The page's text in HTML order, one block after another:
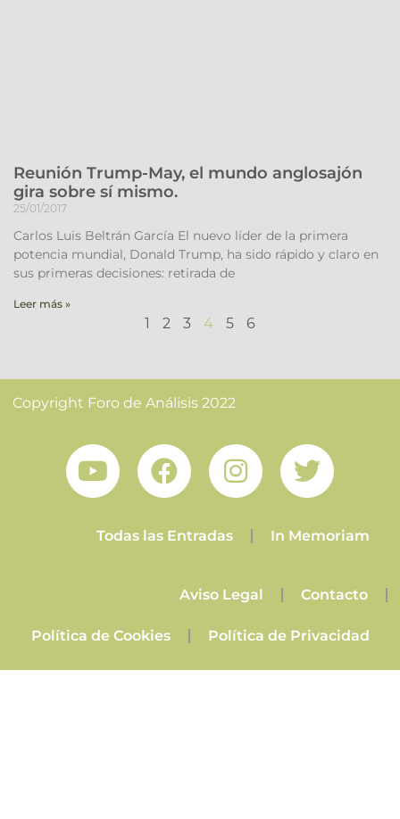
Reunión Trump-May, el mundo anglosajón
gira sobre sí mismo.
25/01/2017
Carlos Luis Beltrán García El nuevo líder de la primera
potencia mundial, Donald Trump, ha sido rápido y claro en
sus primeras decisiones: retirada de
Leer más »
1 2 3 4 5 6
Copyright Foro de Análisis 2022
Todas las Entradas In Memoriam
Aviso Legal Contacto
Política de Cookies Política de Privacidad